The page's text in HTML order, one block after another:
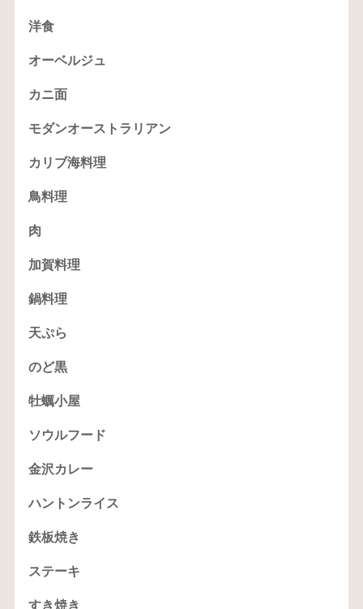
洋食
オーベルジュ
カニ面
モダンオーストラリアン
カリブ海料理
鳥料理
肉
加賀料理
鍋料理
天ぷら
のど黒
牡蠣小屋
ソウルフード
金沢カレー
ハントンライス
鉄板焼き
ステーキ
すき焼き